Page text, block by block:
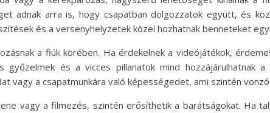
adnak arra is, hogy csapatban dolgozzatok együtt, és
és a versenyhelyzetek közel hozhatnak benneteket
a fiúk körében. Ha érdekelnek a videójátékok,
győzelmek és a vicces pillanatok mind hozzájárulhatnak
vagy a csapatmunkára való képességedet, ami szintén vonzó
vagy a filmezés, szintén erősíthetik a barátságokat. Ha